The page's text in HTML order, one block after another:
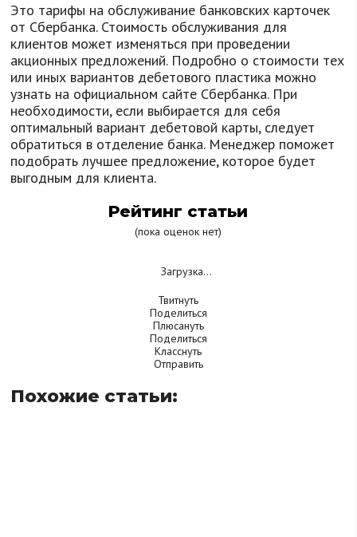
Это тарифы на обслуживание банковских карточек
от Сбербанка. Стоимость обслуживания для
клиентов может изменяться при проведении
акционных предложений. Подробно о стоимости тех
или иных вариантов дебетового пластика можно
узнать на официальном сайте Сбербанка. При
необходимости, если выбирается для себя
оптимальный вариант дебетовой карты, следует
обратиться в отделение банка. Менеджер поможет
подобрать лучшее предложение, которое будет
выгодным для клиента.
Рейтинг статьи
(пока оценок нет)
Загрузка...
Твитнуть
Поделиться
Плюсануть
Поделиться
Класснуть
Отправить
Похожие статьи: